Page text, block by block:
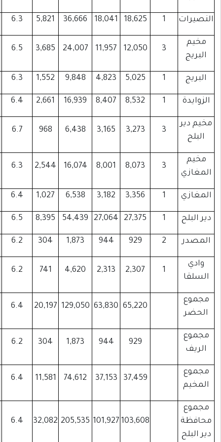
18,041
36,666
5,821
6.3
785
3,919
6,298
24,007
3,685
6.5
586
2,653
3,829
4,823
9,848
1,552
6.3
200
1,313
1,708
8,407
16,939
2,661
6.4
244
2,340
3,023
6,438
968
6.7
158
914
1,135
16,074
2,544
6.3
442
1,916
2,678
3,182
6,538
1,027
6.4
122
913
1,058
27,064
54,439
8,395
6.5
1,108
6,400
9,122
944
1,873
304
6.2
89
445
355
2,313
4,620
741
6.2
62
861
825
129,050
20,197
6.4
2,521
15,746
22,034
304
6.2
89
445
355
74,612
11,581
6.4
1,831
8,710
12,244
101,927
205,535
32,082
6.4
4,441
24,901
34,633